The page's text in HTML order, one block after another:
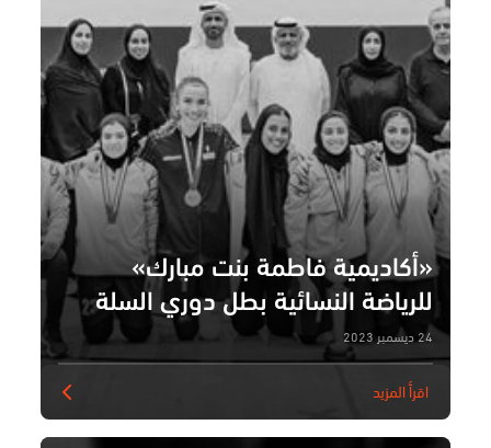
«أكاديمية فاطمة بنت مبارك»
للرياضة النسائية بطل دوري السلة
24 ديسمبر 2023
اقرأ المزيد